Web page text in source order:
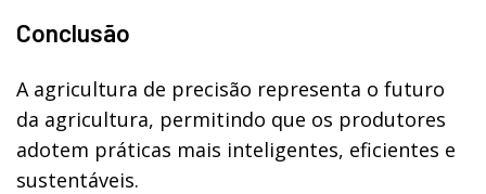
Conclusão
A agricultura de precisão representa o futuro
da agricultura, permitindo que os produtores
adotem práticas mais inteligentes, eficientes e
sustentáveis.